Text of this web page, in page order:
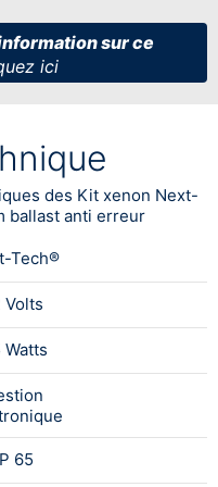
sur ce
ici
des Kit xenon Next-
ballast anti erreur
Tech®
Volts
Watts
65